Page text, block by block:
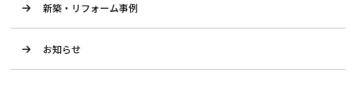
新築・リフォーム事例
お知らせ